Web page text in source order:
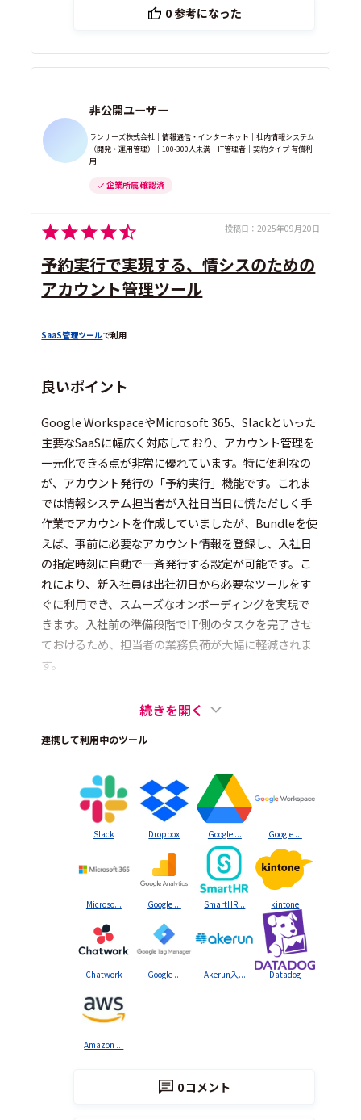
0参考になった
非公開ユーザー
ランサーズ株式会社｜情報通信・インターネット｜社内情報システム
（開発・運用管理）｜100-300人未満｜IT管理者｜契約タイプ 有償利
用
企業所属 確認済
投稿日： 2025年09月20日
予約実行で実現する、情シスのための
アカウント管理ツール
SaaS管理ツールで利用
良いポイント
Google WorkspaceやMicrosoft 365、Slackといった
主要なSaaSに幅広く対応しており、アカウント管理を
一元化できる点が非常に優れています。特に便利なの
が、アカウント発行の「予約実行」機能です。これま
では情報システム担当者が入社日当日に慌ただしく手
作業でアカウントを作成していましたが、Bundleを使
えば、事前に必要なアカウント情報を登録し、入社日
の指定時刻に自動で一斉発行する設定が可能です。こ
れにより、新入社員は出社初日から必要なツールをす
ぐに利用でき、スムーズなオンボーディングを実現で
きます。入社前の準備段階でIT側のタスクを完了させ
ておけるため、担当者の業務負荷が大幅に軽減されま
す。
続きを開く
連携して利用中のツール
Slack Dropbox Google ... Google ...
Microso... Google ... SmartHR... kintone
Chatwork Google ... Akerun入... Datadog
Amazon ...
0コメント